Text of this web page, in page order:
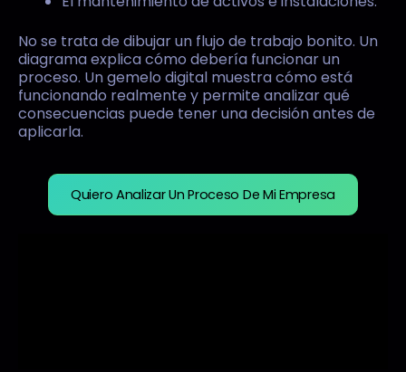
No se trata de dibujar un flujo de trabajo bonito. Un
diagrama explica cómo debería funcionar un
proceso. Un gemelo digital muestra cómo está
funcionando realmente y permite analizar qué
consecuencias puede tener una decisión antes de
aplicarla.
Quiero Analizar Un Proceso De Mi Empresa